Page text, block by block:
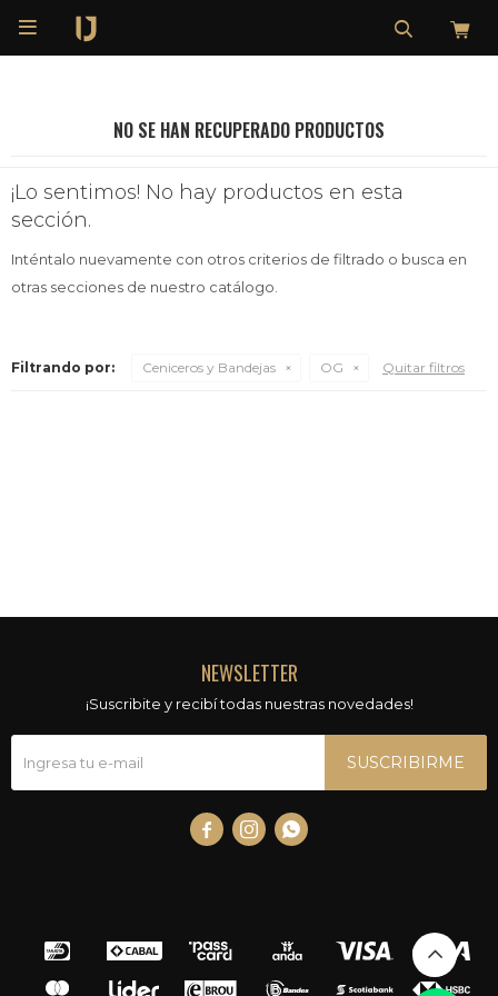

NO SE HAN RECUPERADO PRODUCTOS
¡Lo sentimos! No hay productos en esta
sección.
Inténtalo nuevamente con otros criterios de filtrado o busca en
otras secciones de nuestro catálogo.
Filtrando por: Ceniceros y Bandejas OG Quitar filtros
NEWSLETTER
¡Suscribite y recibí todas nuestras novedades!
SUSCRIBIRME
  